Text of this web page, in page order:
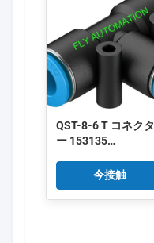
QST-8-6 T コネクタ
ー 153135
気の管付属品の押し
込み
今接触